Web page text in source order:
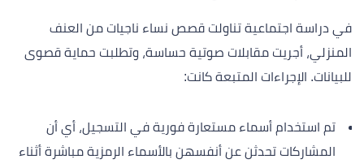
في دراسة اجتماعية تناولت قصص نساء ناجيات من العنف
المنزلي، أجريت مقابلات صوتية حساسة، وتطلبت حماية قصوى
للبيانات. الإجراءات المتبعة كانت:
تم استخدام أسماء مستعارة فورية في التسجيل، أي أن
المشاركات تحدثن عن أنفسهن بالأسماء الرمزية مباشرة أثناء